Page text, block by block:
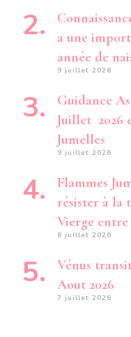
a une
année de
9 juillet 2026
Guidance
Juillet 2026
Jumelles
9 juillet 2026
Flammes
résister à la
Vierge
8 juillet 2026
Vénus
Aout 2026
7 juillet 2026